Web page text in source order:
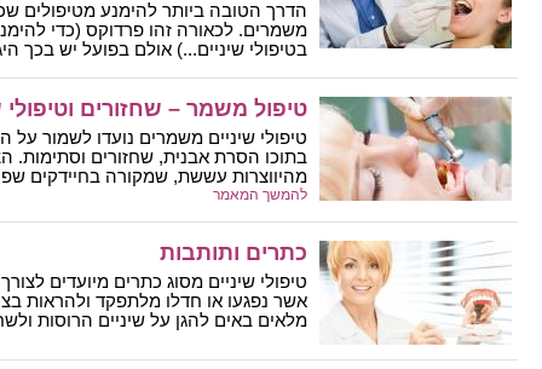
הדרך הטובה ביותר להימנע מטיפולים
משמרים. לכאורה זהו פרדוקס (כדי
בטיפולי שיניים...) אולם בפועל יש בכך
טיפול משמר – שחזורים
טיפולי שיניים משמרים נועדו לשמור
בתוכו הסרת אבנית, שחזורים וסתימות.
מהיווצרות עששת, שמקורה בחיידקים
להמשך המאמר
כתרים ותותבות
טיפולי שיניים מסוג כתרים מיועדים
אשר נפגעו או חדלו מלתפקד ולהראות
מלאים באים להגן על שיניים הרוסות